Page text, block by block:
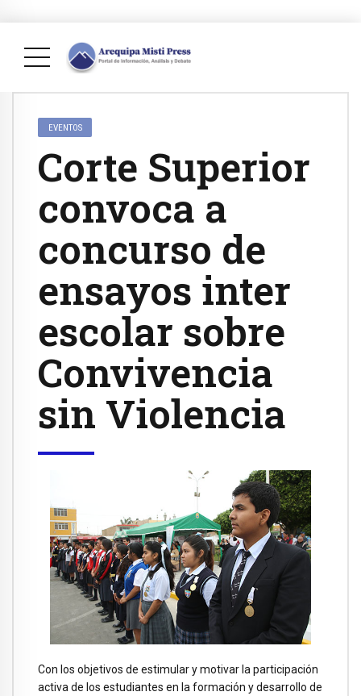
EVENTOS
Corte Superior
convoca a
concurso de
ensayos inter
escolar sobre
Convivencia
sin Violencia
Con los objetivos de estimular y motivar la participación
activa de los estudiantes en la formación y desarrollo de